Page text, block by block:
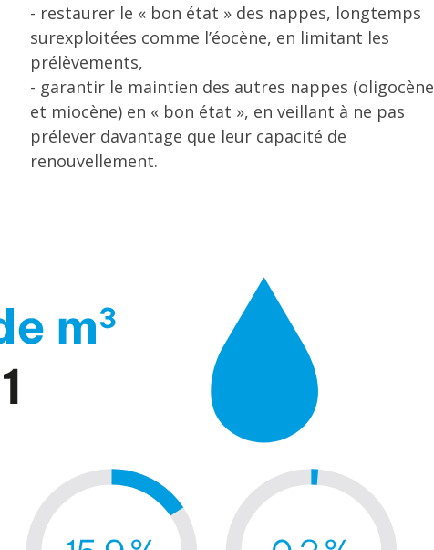
- restaurer le « bon état » des nappes, longtemps
surexploitées comme l’éocène, en limitant les
prélèvements,
- garantir le maintien des autres nappes (oligocène
et miocène) en « bon état », en veillant à ne pas
prélever davantage que leur capacité de
renouvellement.